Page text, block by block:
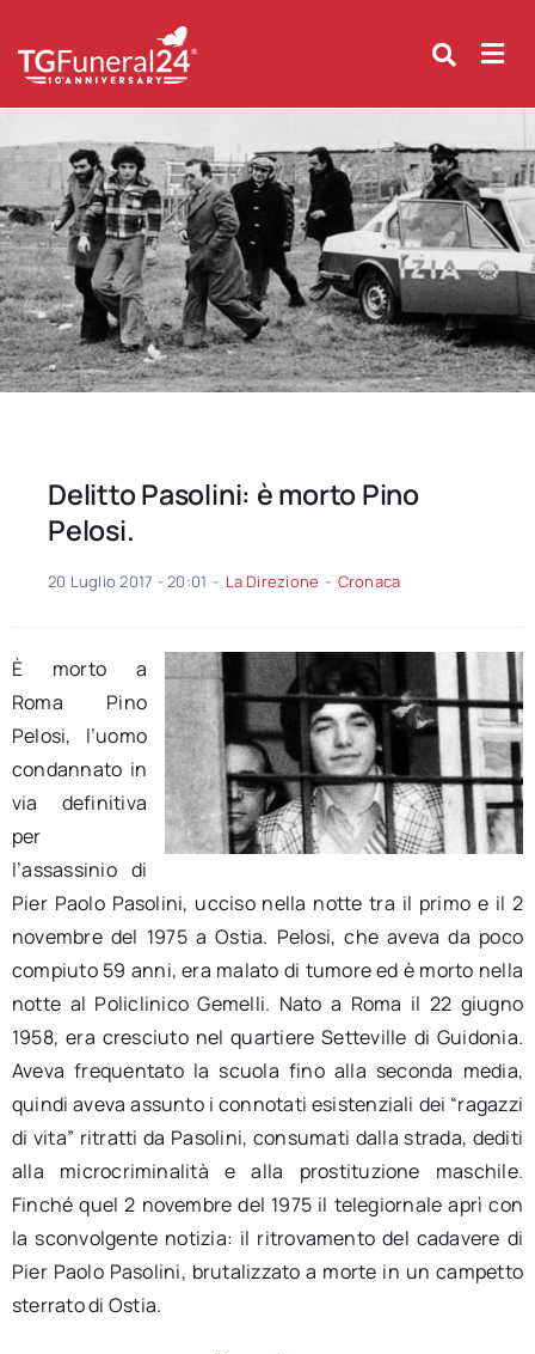
content
Delitto Pasolini: è morto Pino
Pelosi.
20 Luglio 2017 - 20:01 - La Direzione - Cronaca
È morto a
Roma Pino
Pelosi, l’uomo
condannato in
via definitiva
per
l’assassinio di
Pier Paolo Pasolini, ucciso nella notte tra il primo e il 2
novembre del 1975 a Ostia. Pelosi, che aveva da poco
compiuto 59 anni, era malato di tumore ed è morto nella
notte al Policlinico Gemelli. Nato a Roma il 22 giugno
1958, era cresciuto nel quartiere Setteville di Guidonia.
Aveva frequentato la scuola fino alla seconda media,
quindi aveva assunto i connotati esistenziali dei “ragazzi
di vita” ritratti da Pasolini, consumati dalla strada, dediti
alla microcriminalità e alla prostituzione maschile.
Finché quel 2 novembre del 1975 il telegiornale aprì con
la sconvolgente notizia: il ritrovamento del cadavere di
Pier Paolo Pasolini, brutalizzato a morte in un campetto
sterrato di Ostia.